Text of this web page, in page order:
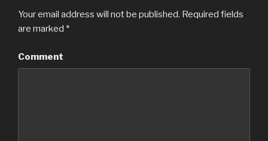
Your email address will not be published. Required fields
are marked *
Comment